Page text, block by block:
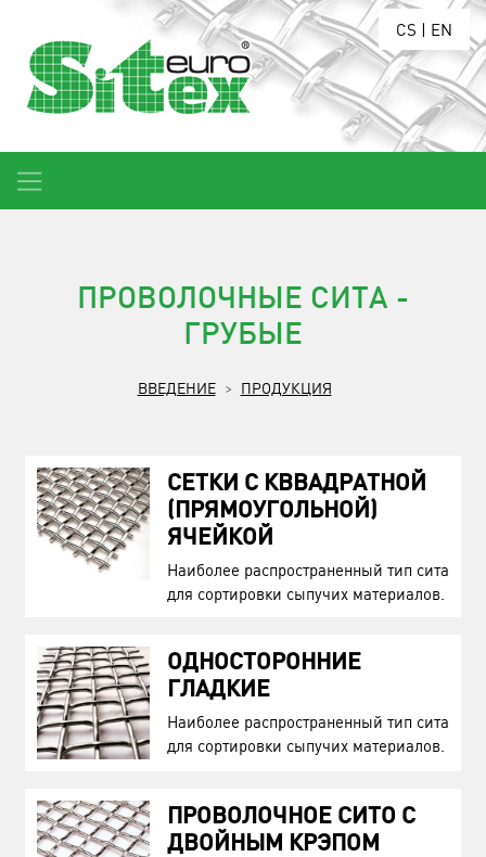
CS | EN
ПРОВОЛОЧНЫЕ СИТА -
ГРУБЫЕ
ВВЕДЕНИЕ ПРОДУКЦИЯ
СЕТКИ С КВВАДРАТНОЙ
(ПРЯМОУГОЛЬНОЙ)
ЯЧЕЙКОЙ
Наиболее распространенный тип сита
для сортировки сыпучих материалов.
ОДНОСТОРОННИЕ
ГЛАДКИЕ
Наиболее распространенный тип сита
для сортировки сыпучих материалов.
ПРОВОЛОЧНОЕ СИТО С
ДВОЙНЫМ КРЭПОМ